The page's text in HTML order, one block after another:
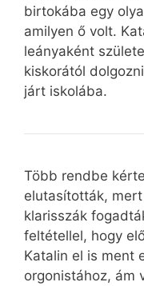
birtokába egy
amilyen ő volt.
leányaként
kiskorától
járt iskolába.
Több rendbe
elutasították,
klarisszák
feltétellel, hogy
Katalin el is ment
orgonistához, ám